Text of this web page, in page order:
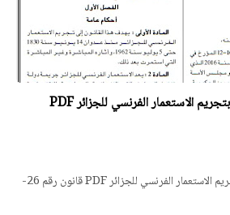
قانون رقم 26-10 يتعلق بتجريم الاستعمار الفرنسي للجزائر PDF قانون رقم 26-